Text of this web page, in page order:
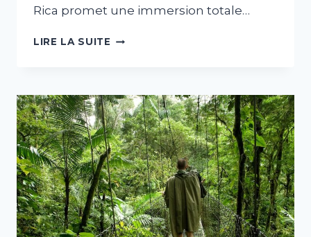
Rica promet une immersion totale…
LIRE LA SUITE VOYAGE
:
NATURE,
AVENTURE
ET
CULTURE
POUR
UN
SÉJOUR
INOUBLIABLE